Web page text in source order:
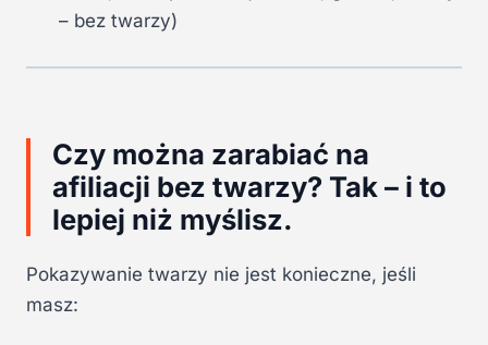
– bez twarzy)
Czy można zarabiać na
afiliacji bez twarzy? Tak – i to
lepiej niż myślisz.
Pokazywanie twarzy nie jest konieczne, jeśli
masz: